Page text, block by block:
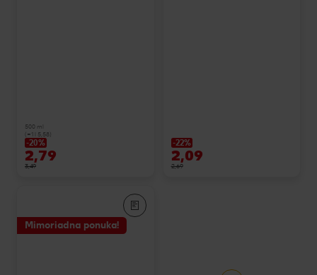
500 ml
(=1 l 5,58)
-20%
2,79
3,49
-22%
2,09
2,69
Mimoriadna ponuka!